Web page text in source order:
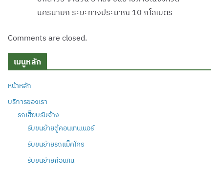
นครนายก ระยะทางประมาณ 10 กิโลเมตร
Comments are closed.
เมนูหลัก
หน้าหลัก
บริการของเรา
รถเฮี๊ยบรับจ้าง
รับขนย้ายตู้คอนเทนเนอร์
รับขนย้ายรถแม็คโคร
รับขนย้ายก้อนหิน